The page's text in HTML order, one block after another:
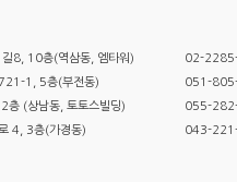
8, 10층(역삼동, 엠타워)
02-
1, 5층(부전동)
051-
층 (상남동, 토토스빌딩)
055-
4, 3층(가경동) 043-